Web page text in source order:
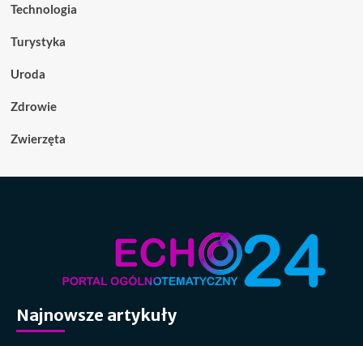
Technologia
Turystyka
Uroda
Zdrowie
Zwierzęta
Najnowsze artykuły